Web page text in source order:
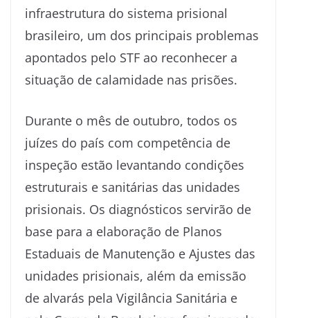
infraestrutura do sistema prisional
brasileiro, um dos principais problemas
apontados pelo STF ao reconhecer a
situação de calamidade nas prisões.
Durante o mês de outubro, todos os
juízes do país com competência de
inspeção estão levantando condições
estruturais e sanitárias das unidades
prisionais. Os diagnósticos servirão de
base para a elaboração de Planos
Estaduais de Manutenção e Ajustes das
unidades prisionais, além da emissão
de alvarás pela Vigilância Sanitária e